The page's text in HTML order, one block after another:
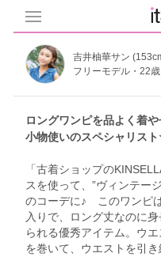
吉井柚華サン
フリーモデル・22歳
ロングワンピを品よく着
小物使いのスペシャリス
「古着ショップの
スを使って、”ヴィンテー
のコーデに♪ このワンピ
入りで、ロング丈なのに
られる優秀アイテム。ウ
を巻いて、ウエストを引